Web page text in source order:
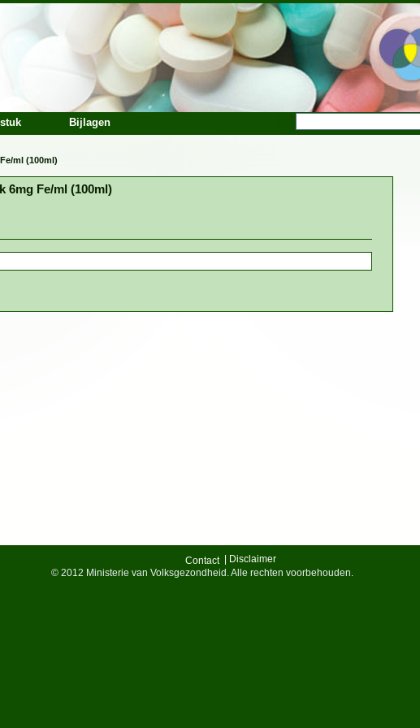
Bijlagen
ml (100ml)
6mg Fe/ml (100ml)
Contact
| Disclaimer
© 2012 Ministerie van Volksgezondheid. Alle rechten voorbehouden.